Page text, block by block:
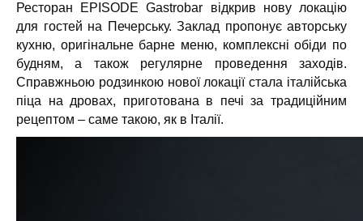
Ресторан EPISODE Gastrobar відкрив нову локацію
для гостей на Печерську. Заклад пропонує авторську
кухню, оригінальне барне меню, комплексні обіди по
будням, а також регулярне проведення заходів.
Справжньою родзинкою нової локації стала італійська
піца на дровах, приготована в печі за традиційним
рецептом – саме такою, як в Італії.